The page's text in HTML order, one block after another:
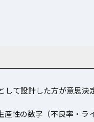
て設計した方が意思決
性の数字（不良率・ラ